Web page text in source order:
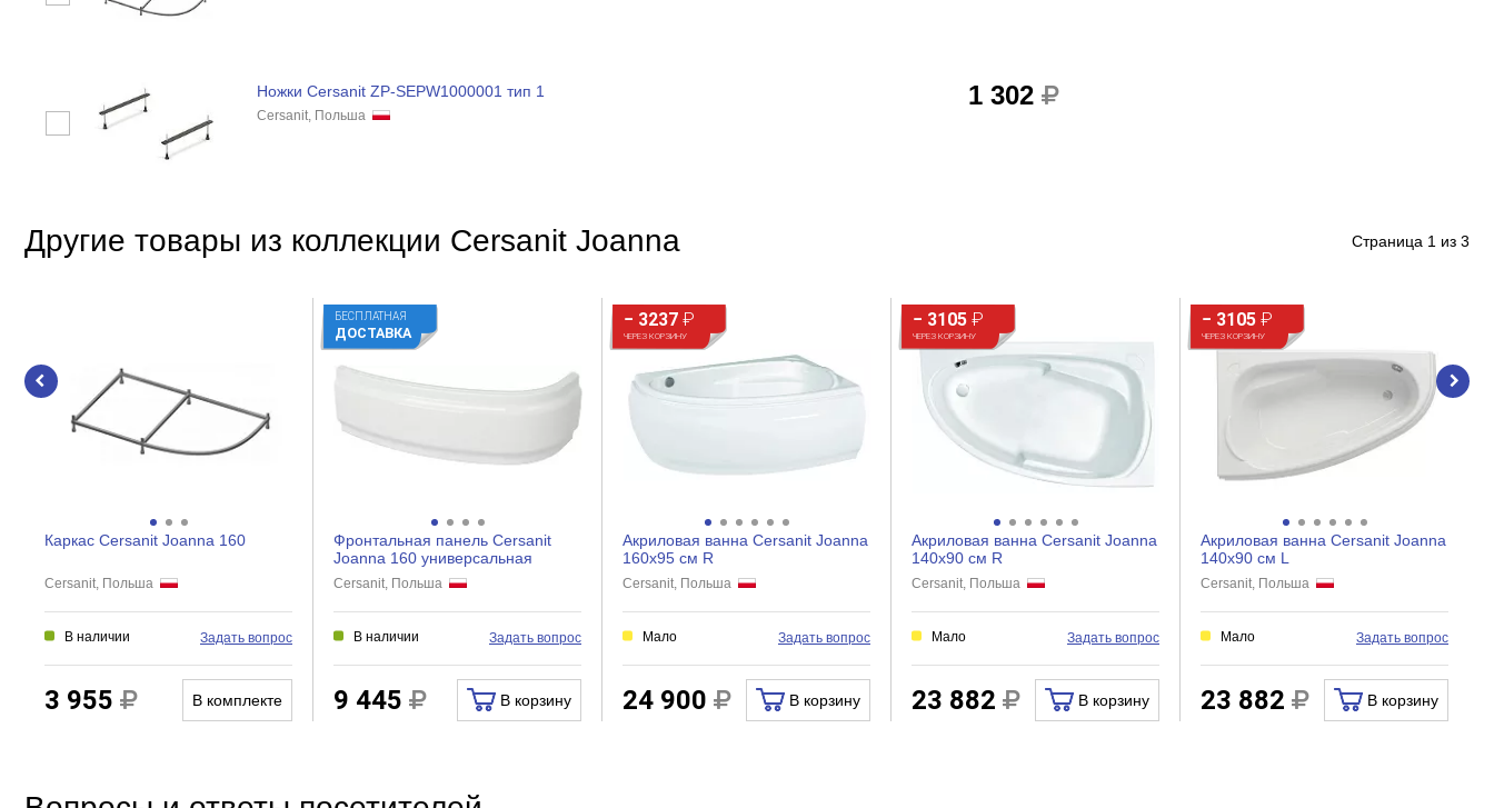
Ножки Cersanit ZP-SEPW1000001 тип 1
Cersanit, Польша
1 302
Другие товары из коллекции Cersanit Joanna Страница 1 из 3
Каркас Cersanit Joanna 160
Cersanit, Польша
В наличии Задать вопрос
3 955 В комплекте
БЕСПЛАТНАЯ
ДОСТАВКА
Фронтальная панель Cersanit
Joanna 160 универсальная
Cersanit, Польша
В наличии Задать вопрос
9 445 В корзину
− 3237 ₽
ЧЕРЕЗ КОРЗИНУ
Акриловая ванна Cersanit Joanna
160x95 см R
Cersanit, Польша
Мало Задать вопрос
24 900 В корзину
− 3105 ₽
ЧЕРЕЗ КОРЗИНУ
Акриловая ванна Cersanit Joanna
140x90 см R
Cersanit, Польша
Мало Задать вопрос
23 882 В корзину
− 3105 ₽
ЧЕРЕЗ КОРЗИНУ
Акриловая ванна Cersanit Joanna
140x90 см L
Cersanit, Польша
Мало Задать вопрос
23 882 В корзину